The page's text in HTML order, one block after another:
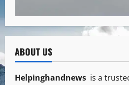
ABOUT US
Helpinghandnews is a